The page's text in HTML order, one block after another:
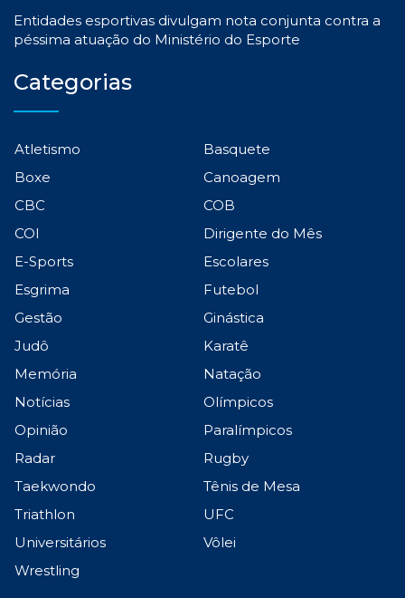
Entidades esportivas divulgam nota conjunta contra a
péssima atuação do Ministério do Esporte
Categorias
Atletismo
Basquete
Boxe
Canoagem
CBC
COB
COI
Dirigente do Mês
E-Sports
Escolares
Esgrima
Futebol
Gestão
Ginástica
Judô
Karatê
Memória
Natação
Notícias
Olímpicos
Opinião
Paralímpicos
Radar
Rugby
Taekwondo
Tênis de Mesa
Triathlon
UFC
Universitários
Vôlei
Wrestling